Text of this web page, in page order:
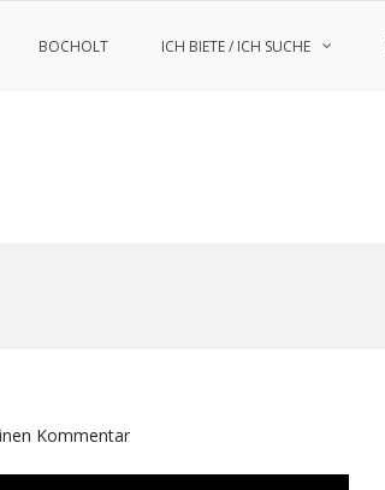
BOCHOLT ICH BIETE / ICH SUCHE
Kommentarauf